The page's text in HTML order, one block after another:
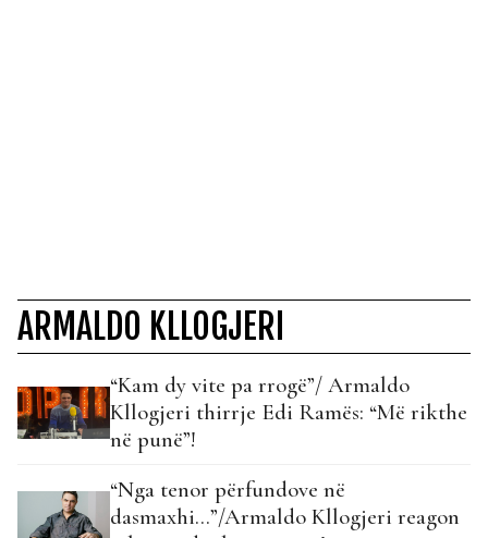
ARMALDO KLLOGJERI
“Kam dy vite pa rrogë”/ Armaldo
Kllogjeri thirrje Edi Ramës: “Më rikthe
në punë”!
“Nga tenor përfundove në
dasmaxhi…”/Armaldo Kllogjeri reagon